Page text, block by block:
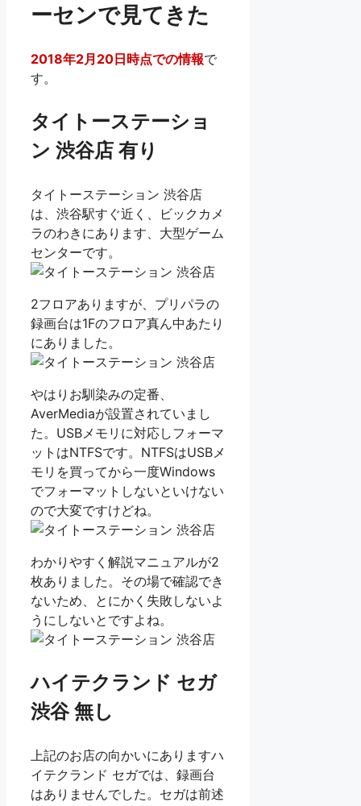
ーセンで見てきた
2018年2月20日時点での情報で
す。
タイトーステーショ
ン 渋谷店 有り
タイトーステーション 渋谷店
は、渋谷駅すぐ近く、ビックカメ
ラのわきにあります、大型ゲーム
センターです。
2フロアありますが、プリパラの
録画台は1Fのフロア真ん中あたり
にありました。
やはりお馴染みの定番、
AverMediaが設置されていまし
た。USBメモリに対応しフォーマ
ットはNTFSです。NTFSはUSBメ
モリを買ってから一度Windows
でフォーマットしないといけない
ので大変ですけどね。
わかりやすく解説マニュアルが2
枚ありました。その場で確認でき
ないため、とにかく失敗しないよ
うにしないとですよね。
ハイテクランド セガ
渋谷 無し
上記のお店の向かいにありますハ
イテクランド セガでは、録画台
はありませんでした。セガは前述